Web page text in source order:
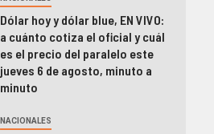
Dólar hoy y dólar blue, EN VIVO:
a cuánto cotiza el oficial y cuál
es el precio del paralelo este
jueves 6 de agosto, minuto a
minuto
NACIONALES